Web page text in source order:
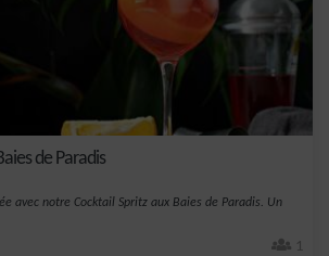
de Paradis
avec notre Cocktail Spritz aux Baies de Paradis. Un
1